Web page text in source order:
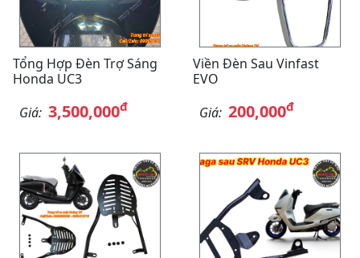
Tổng Hợp Đèn Trợ Sáng
Honda UC3
Giá: 3,500,000đ
Viền Đèn Sau Vinfast
EVO
Giá: 200,000đ